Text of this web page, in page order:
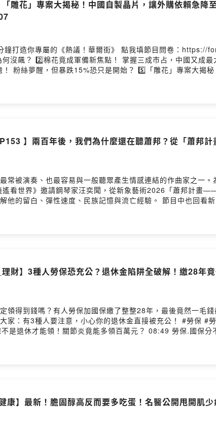
雕花」專案大揭秘！中國自製晶片，讓外購依賴急
鐘打造你專屬的《熱議！華爾街》 點我填節目問卷：
沒飆？ 2️⃣棉花竟成軍備新焦點！ 掌握三成市占，中國又成
粉絲夢醒，但暴跌15%恐只是開始？ 5️⃣「雕花」專案大揭
勢！歡迎訂閱 👉華爾街日報VVIP：https://lihi.cc/b6t72 👉
】兩百年後，我們為什麼還在聽蕭邦？從「蕭邦
常被演奏、也最容易與一般聽眾產生情感連結的作曲家之一
流亡經驗。 節目中也回看新象自2014年推動的「鋼琴大師巡禮系列」。從貝多芬、布拉姆斯、巴
pianochopinproject 訂票：https://s.opentix.life/p/
理財】3種人勞保恐充公？退休金陷阱全破解！繳28
領得到錢嗎？有人勞保加國保繳了整整28年，最後竟然一毛
退休金直接被充公！ #勞保 #勞退 #老年年金 #退休金 #職業工會 00:35 勞保+國保28年白繳？專家一
是退休才能領！關節炎竟能多領百萬元？ 08:49 勞保.國保
--Hosting provided by SoundOn
康】最新！膽固醇高反而要多吃蛋！名醫公開甩開肌